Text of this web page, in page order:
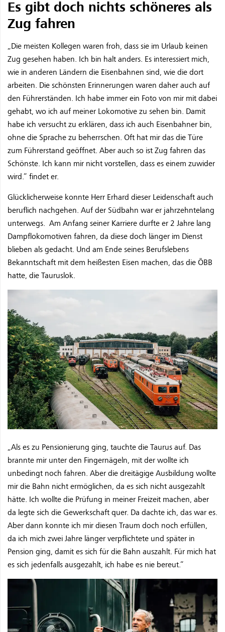
Es gibt doch nichts schöneres als
Zug fahren
„Die meisten Kollegen waren froh, dass sie im Urlaub keinen
Zug gesehen haben. Ich bin halt anders. Es interessiert mich,
wie in anderen Ländern die Eisenbahnen sind, wie die dort
arbeiten. Die schönsten Erinnerungen waren daher auch auf
den Führerständen. Ich habe immer ein Foto von mir mit dabei
gehabt, wo ich auf meiner Lokomotive zu sehen bin. Damit
habe ich versucht zu erklären, dass ich auch Eisenbahner bin,
ohne die Sprache zu beherrschen. Oft hat mir das die Türe
zum Führerstand geöffnet. Aber auch so ist Zug fahren das
Schönste. Ich kann mir nicht vorstellen, dass es einem zuwider
wird.“ findet er.
Glücklicherweise konnte Herr Erhard dieser Leidenschaft auch
beruflich nachgehen. Auf der Südbahn war er jahrzehntelang
unterwegs. Am Anfang seiner Karriere durfte er 2 Jahre lang
Dampflokomotiven fahren, da diese doch länger im Dienst
blieben als gedacht. Und am Ende seines Berufslebens
Bekanntschaft mit dem heißesten Eisen machen, das die ÖBB
hatte, die Tauruslok.
„Als es zu Pensionierung ging, tauchte die Taurus auf. Das
brannte mir unter den Fingernägeln, mit der wollte ich
unbedingt noch fahren. Aber die dreitägige Ausbildung wollte
mir die Bahn nicht ermöglichen, da es sich nicht ausgezahlt
hätte. Ich wollte die Prüfung in meiner Freizeit machen, aber
da legte sich die Gewerkschaft quer. Da dachte ich, das war es.
Aber dann konnte ich mir diesen Traum doch noch erfüllen,
da ich mich zwei Jahre länger verpflichtete und später in
Pension ging, damit es sich für die Bahn auszahlt. Für mich hat
es sich jedenfalls ausgezahlt, ich habe es nie bereut.“